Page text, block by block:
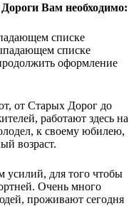
Вам необходимо:
списке
списке
оформление
от Старых Дорог до
работают здесь на
к своему юбилею,
возраст.
усилий, для того чтобы
Очень много
проживают сегодня